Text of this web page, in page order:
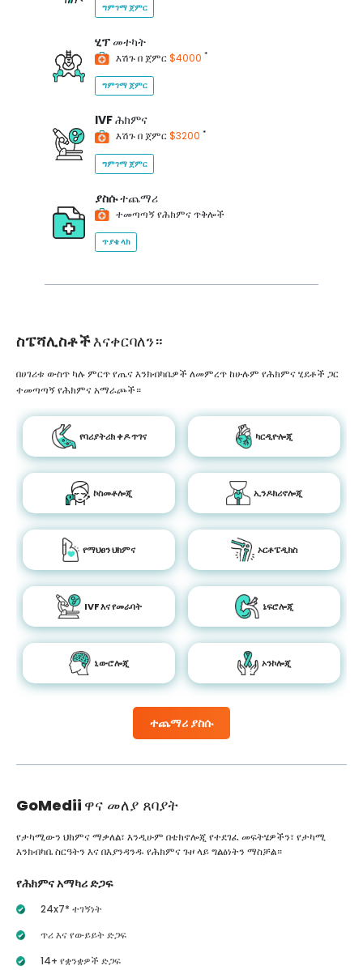
ግምገማ ጀምር
ሂፕመተካት
እሽጉ በ ጀምር$4000 *
ግምገማ ጀምር
IVFሕክምና
እሽጉ በ ጀምር$3200 *
ግምገማ ጀምር
ያስሱተጨማሪ
ተመጣጣኝ የሕክምና ጥቅሎች
ጥያቄ ላክ
ስፔሻሊስቶችእናቀርባለን።
ተጨማሪ ያስሱ
በሀገሪቱ ውስጥ ካሉ ምርጥ የጤና እንክብካቤዎች ለመምረጥ ከሁሉም የሕክምና ሂደቶች ጋር
ተመጣጣኝ የሕክምና አማራጮች።
የባሪያትሪክ ቀዶ ጥገና ካርዲዮሎጂ
ኮስመቶሎጂ ኢንዶክሪኖሎጂ
የማህፀን ህክምና ኦርቶፔዲክስ
IVF እና የመራባት ኔፍሮሎጂ
ኒውሮሎጂ ኦንኮሎጂ
GoMedii ዋና መለያ ጸባያት
የታካሚውን ህክምና ማቃለል፣ እንዲሁም በቴክኖሎጂ የተደገፈ መፍትሄዎችን፣ የታካሚ
እንክብካቤ ስርዓትን እና በእያንዳንዱ የሕክምና ጉዞ ላይ ግልፅነትን ማስቻል።
የሕክምና አማካሪ ድጋፍ
24x7* ተገኝነት
ጥሪ እና የውይይት ድጋፍ
14+ የቋንቋዎች ድጋፍ